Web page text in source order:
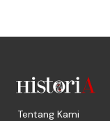
Tentang Kami